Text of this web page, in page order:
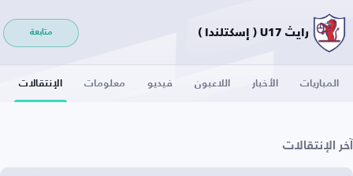
رايث U17 ( إسكتلندا ) متابعة
المباريات الأخبار اللاعبون فيديو معلومات الإنتقالات
آخر الإنتقالات